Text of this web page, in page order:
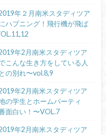
年２月南米スタディツア
ハプニング！飛行機が飛ば
年2月南米スタディツア
こんな生き方をしている人
の別れ〜vol.8,9
年2月南米スタディツア
の学生とホームパーティ
面白い！〜VOL.7
年2月南米スタディツア